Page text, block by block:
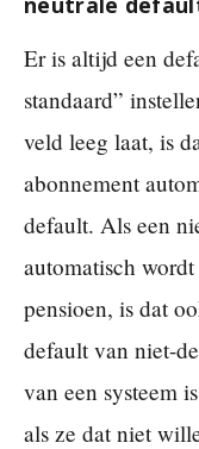
Er is altijd een
standaard”
veld leeg laat, is
abonnement
default. Als een
automatisch
pensioen, is dat
default van niet-
van een systeem
als ze dat niet